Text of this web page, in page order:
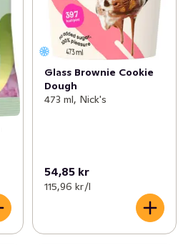
Glass Brownie Cookie
Dough
473 ml, Nick's
54,85 kr
115,96 kr /l